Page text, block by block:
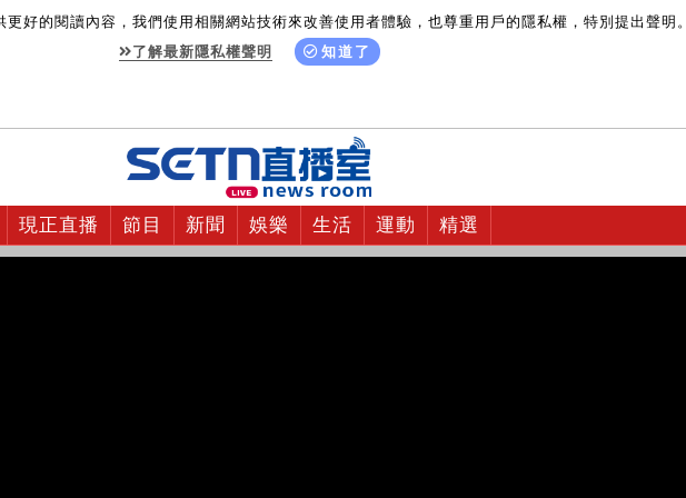
更好的閱讀內容，我們使用相關網站技術來改善使用者體驗，也尊重用戶的隱私權，特別提出聲明。
了解最新隱私權聲明
知道了
現正直播 節目 新聞 娛樂 生活 運動 精選